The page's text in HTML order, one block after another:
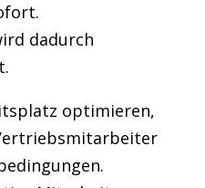
dadurch
optimieren,